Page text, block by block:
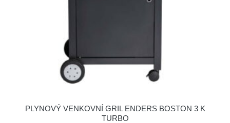
PLYNOVÝ VENKOVNÍ GRIL ENDERS BOSTON 3 K
TURBO